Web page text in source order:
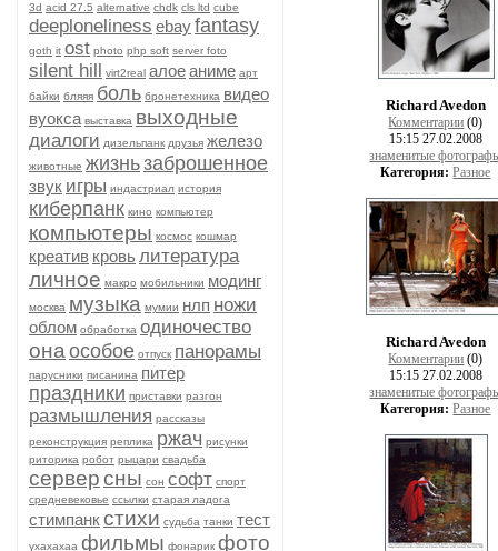
3d acid 27.5 alternative chdk cls ltd cube
deeploneliness ebayfantasy
goth it ost photo php soft server foto
silent hill virt2real алоеаниме арт
байки бляяя боль бронетехника видео
вуокса выставка выходные
диалоги дизельпанк друзья железо
животные жизньзаброшенное
звук игры индастриал история
киберпанк кино компьютер
компьютеры космос кошмар
креатив кровьлитература
личное макро мобильники модинг
москва музыка мумии нлп ножи
облом обработка одиночество
она особое отпуск панорамы
парусники писанина питер
праздники приставки разгон
размышления рассказы
реконструкция реплика ржач рисунки
риторика робот рыцари свадьба
серверсны сон софт спорт
средневековье ссылки старая ладога
стимпанкстихи судьба танки тест
ухахахаа фильмы фонарик фото
Richard Avedon
Комментарии (0)
15:15 27.02.2008
знаменитые
Категория: Разное
Richard Avedon
Комментарии (0)
15:15 27.02.2008
знаменитые
Категория: Разное